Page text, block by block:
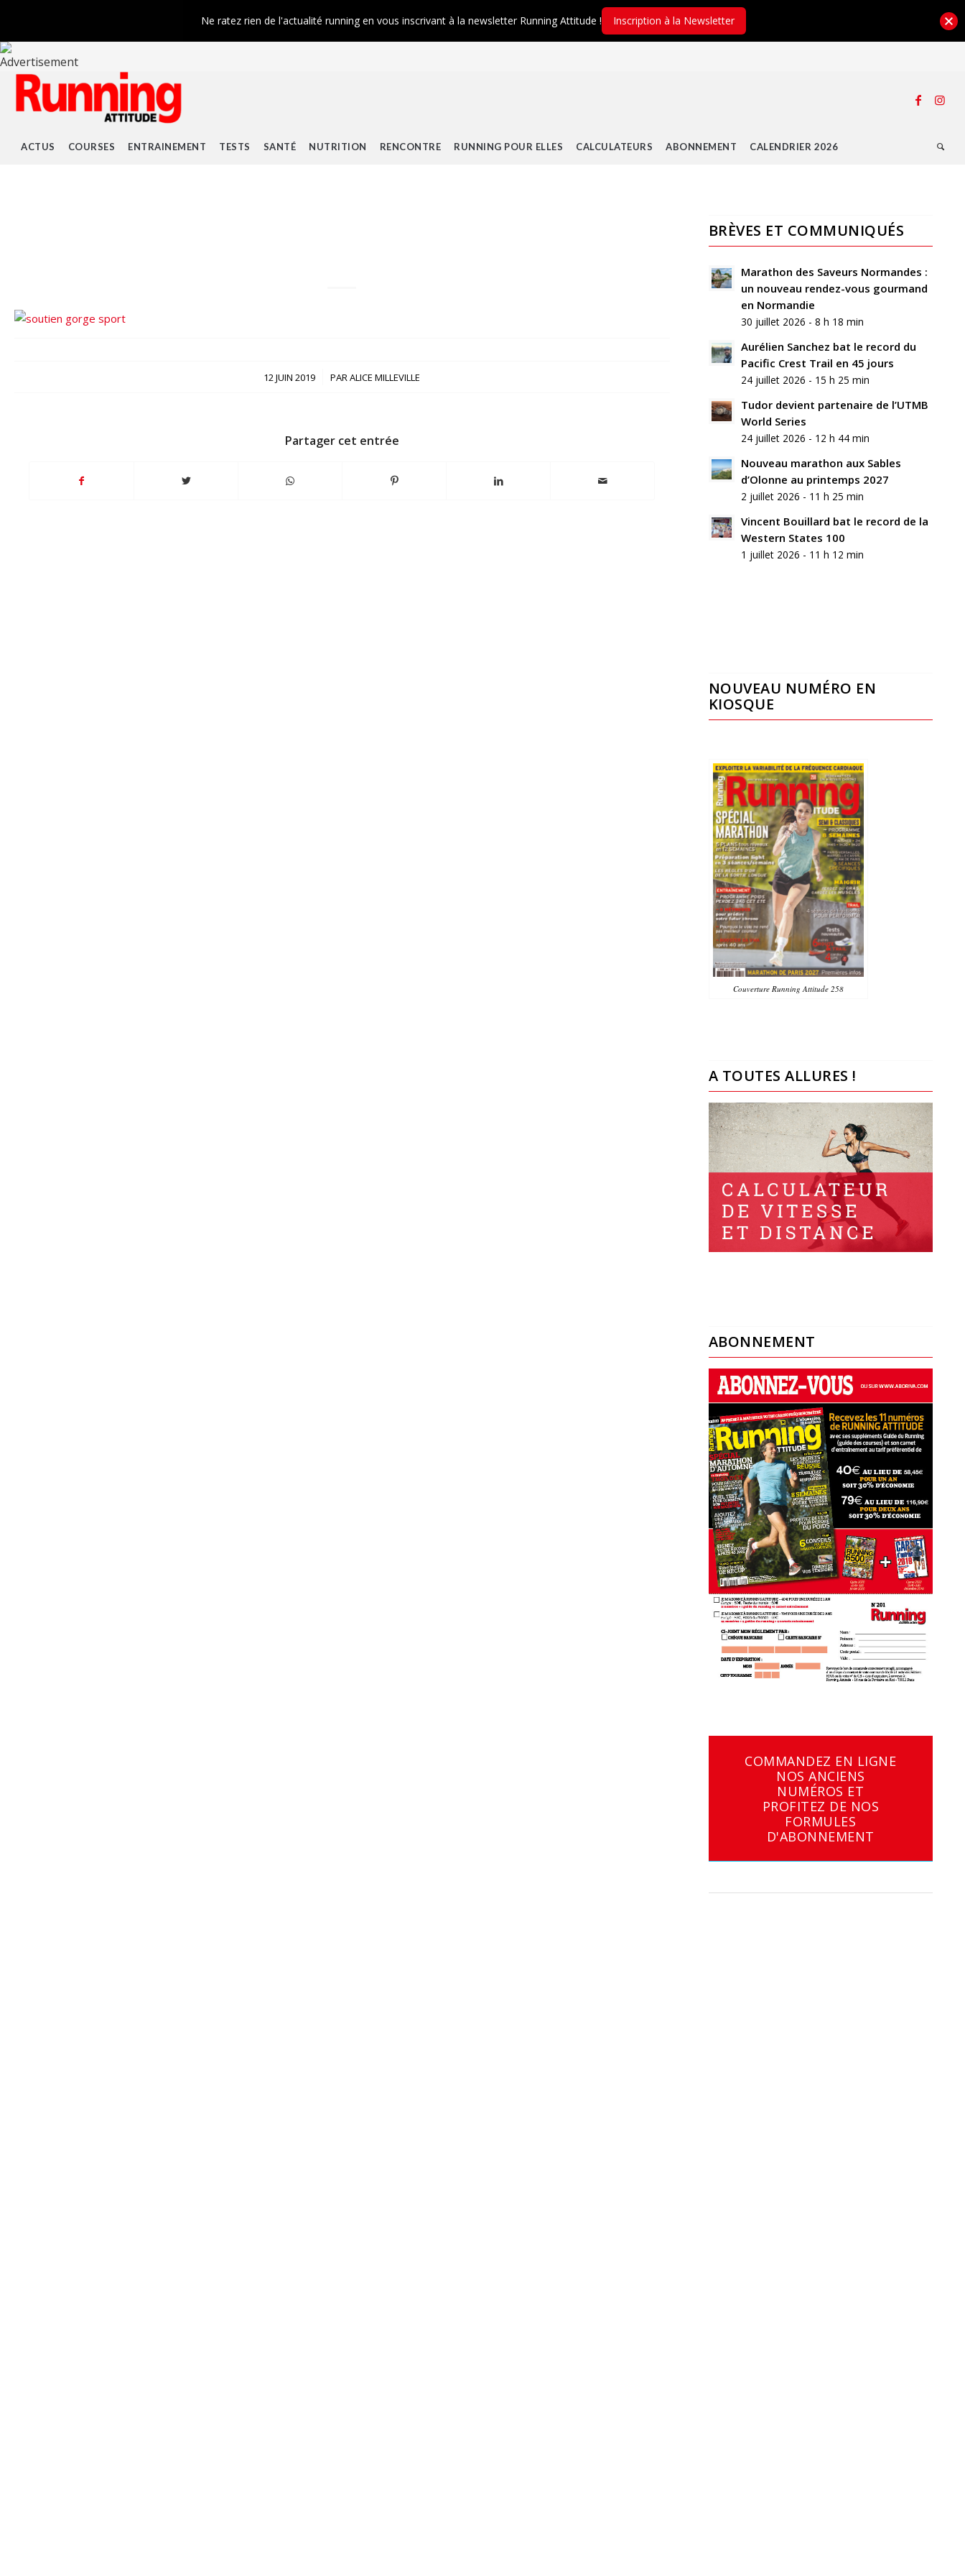
ACTUS COURSES ENTRAINEMENT TESTS SANTÉ NUTRITION RENCONTRE RUNNING POUR ELLES CALCULATEURS ABONNEMENT CALENDRIER 2026
12 JUIN 2019
/ PARALICE MILLEVILLE
Partager cet entrée
BRÈVES ET COMMUNIQUÉS
Marathon des Saveurs Normandes :
un nouveau rendez-vous gourmand
en Normandie
30 juillet 2026 - 8 h 18 min
Aurélien Sanchez bat le record du
Pacific Crest Trail en 45 jours
24 juillet 2026 - 15 h 25 min
Tudor devient partenaire de l’UTMB
World Series
24 juillet 2026 - 12 h 44 min
Nouveau marathon aux Sables
d’Olonne au printemps 2027
2 juillet 2026 - 11 h 25 min
Vincent Bouillard bat le record de la
Western States 100
1 juillet 2026 - 11 h 12 min
NOUVEAU NUMÉRO EN
KIOSQUE
Couverture Running Attitude 258
A TOUTES ALLURES !
ABONNEMENT
COMMANDEZ EN LIGNE
NOS ANCIENS
NUMÉROS ET
PROFITEZ DE NOS
FORMULES
D'ABONNEMENT
Ne ratez rien de l'actualité running en vous inscrivant à la newsletter Running Attitude ! Inscription à la Newsletter